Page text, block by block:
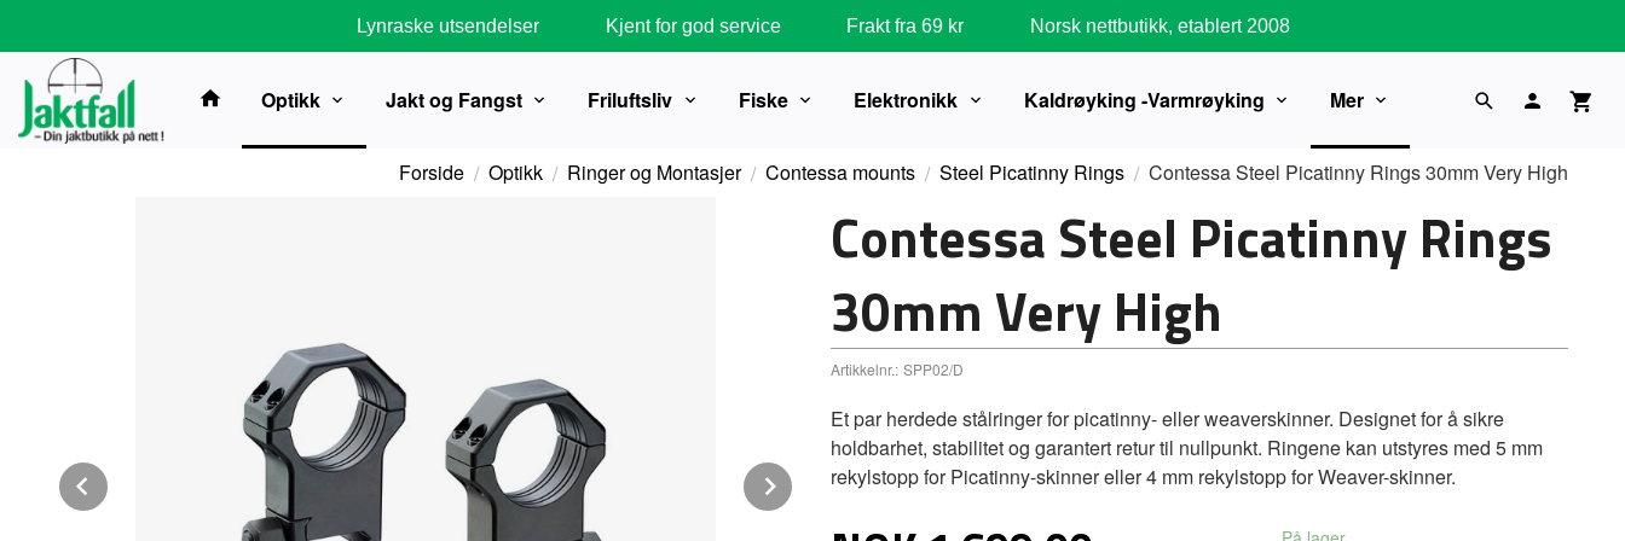
innholdet
Lynraske utsendelser Kjent for god service Frakt fra 69 kr Norsk nettbutikk, etablert 2008
Optikk Jakt og Fangst Friluftsliv Fiske Elektronikk Kaldrøyking -Varmrøyking Mer
Forside Optikk Ringer og Montasjer Contessa mounts Steel Picatinny Rings Contessa Steel Picatinny Rings 30mm Very High
Next
Contessa Steel Picatinny Rings
30mm Very High
Artikkelnr.: SPP02/D
Et par herdede stålringer for picatinny- eller weaverskinner. Designet for å sikre
holdbarhet, stabilitet og garantert retur til nullpunkt. Ringene kan utstyres med 5 mm
rekylstopp for Picatinny-skinner eller 4 mm rekylstopp for Weaver-skinner.